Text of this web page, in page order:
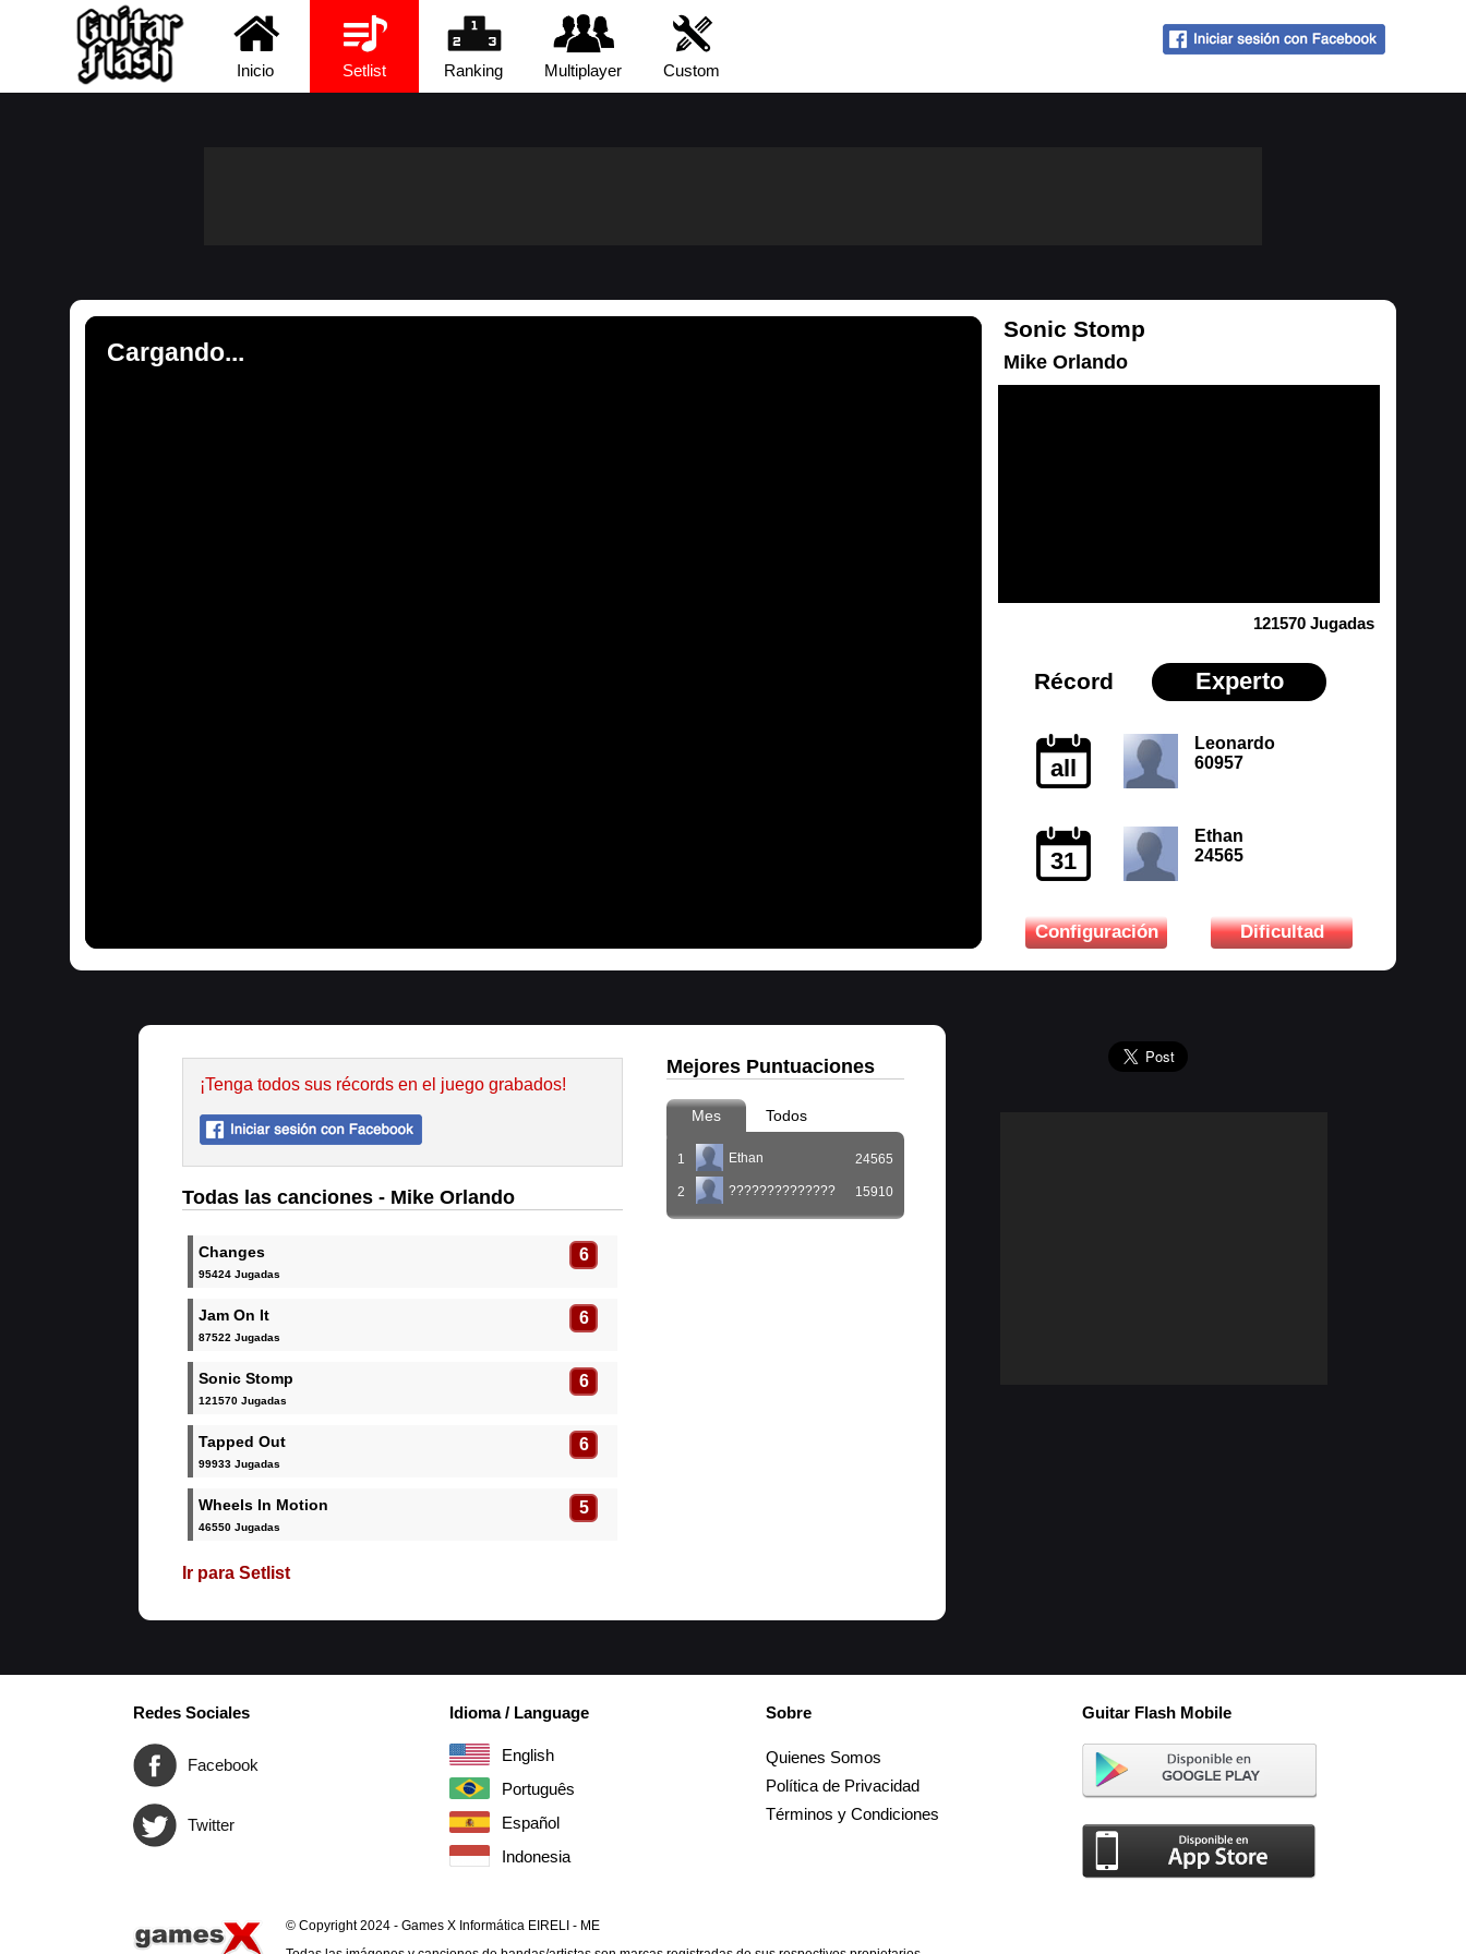
Inicio Setlist Ranking Multiplayer Custom
Cargando...
Sonic Stomp
Mike Orlando
121570 Jugadas
Récord Experto
all
Leonardo
60957
31
Ethan
24565
Configuración Dificultad
¡Tenga todos sus récords en el juego grabados!
Todas las canciones - Mike Orlando
Changes 6
95424 Jugadas
Jam On It 6
87522 Jugadas
Sonic Stomp 6
121570 Jugadas
Tapped Out 6
99933 Jugadas
Wheels In Motion 5
46550 Jugadas
Ir para Setlist
Mejores Puntuaciones
Mes Todos
1 Ethan 24565
2 ?????????????? 15910
Redes Sociales
Facebook
Twitter
Idioma / Language
English
Português
Español
Indonesia
Sobre
Quienes Somos
Política de Privacidad
Términos y Condiciones
Guitar Flash Mobile
© Copyright 2024 - Games X Informática EIRELI - ME